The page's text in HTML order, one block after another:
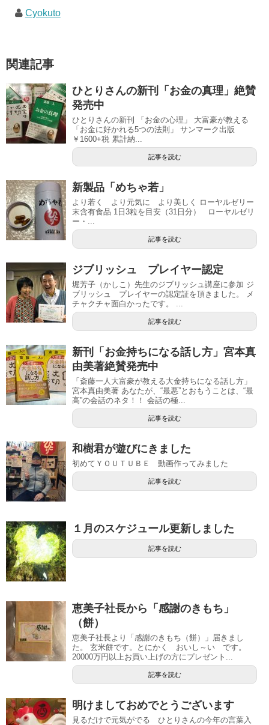
Cyokuto
関連記事
ひとりさんの新刊「お金の真理」絶賛
発売中
ひとりさんの新刊 「お金の心理」 大富豪が教える
「お金に好かれる5つの法則」 サンマーク出版
￥1600+税 累計納...
記事を読む
新製品「めちゃ若」
より若く より元気に より美しく ローヤルゼリー
末含有食品 1日3粒を目安（31日分） ローヤルゼリ
ー・...
記事を読む
ジブリッシュ プレイヤー認定
堀芳子（かしこ）先生のジブリッシュ講座に参加 ジ
ブリッシュ プレイヤーの認定証を頂きました。 メ
チャクチャ面白かったです。 ...
記事を読む
新刊「お金持ちになる話し方」宮本真
由美著絶賛発売中
「斎藤一人大富豪が教える大金持ちになる話し方」
宮本真由美著 あなたが、“最悪”とおもうことは、“最
高”の会話のネタ！！ 会話の極...
記事を読む
和樹君が遊びにきました
初めてＹＯＵＴＵＢＥ 動画作ってみました
記事を読む
１月のスケジュール更新しました
記事を読む
恵美子社長から「感謝のきもち」
（餅）
恵美子社長より「感謝のきもち（餅）」届きまし
た。 玄米餅です。とにかく おいし～い です。
20000万円以上お買い上げの方にプレゼント...
記事を読む
明けましておめでとうございます
見るだけで元気がでる ひとりさんの今年の言葉入